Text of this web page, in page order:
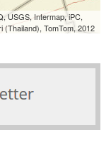
USGS, Intermap, iPC,
(Thailand), TomTom, 2012